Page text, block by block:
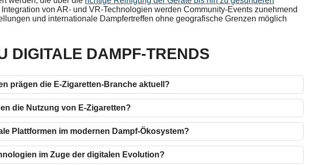
von AR- und VR-Technologien werden Community-Events zunehmend
und internationale Dampfertreffen ohne geografische Grenzen möglich
DIGITALE DAMPF-TRENDS
prägen die E-Zigaretten-Branche aktuell?
die Nutzung von E-Zigaretten?
Plattformen im modernen Dampf-Ökosystem?
im Zuge der digitalen Evolution?